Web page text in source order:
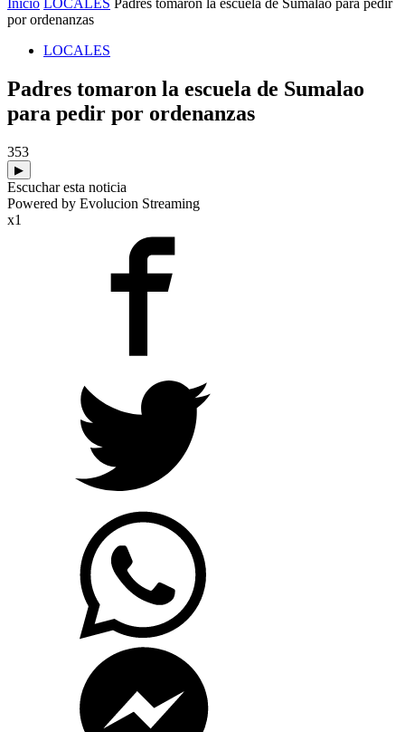
Inicio LOCALES Padres tomaron la escuela de Sumalao para pedir
por ordenanzas
LOCALES
Padres tomaron la escuela de Sumalao
para pedir por ordenanzas
353
▶
Escuchar esta noticia
Powered by Evolucion Streaming
x1